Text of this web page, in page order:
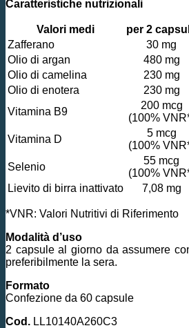
Caratteristiche nutrizionali
Valori medi
per 2
Zafferano
30 mg
Olio di argan
480 mg
Olio di camelina
230 mg
Olio di enotera
230 mg
Vitamina B9
200 mcg
(100%
Vitamina D
5 mcg
(100%
Selenio
55 mcg
(100%
Lievito di birra inattivato
7,08 mg
*VNR: Valori Nutritivi di Riferimento
Modalità d’uso
2 capsule al giorno da assumere
preferibilmente la sera.
Formato
Confezione da 60 capsule
Cod. LL10140A260C3